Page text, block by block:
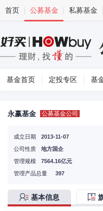
首页 公募基金 私募基金
基金首页 定投专区 基
永赢基金 公募基金公司
成立日期
2013-11-07
公司性质
地方国企
管理规模
7564.16亿元
管理产品总量
397
基本信息